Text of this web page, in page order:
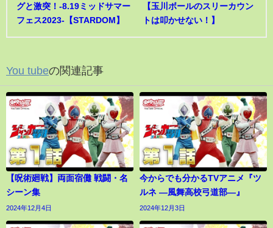
グと激突！-8.19ミッドサマー
フェス2023-【STARDOM】
【玉川ボールのスリーカウン
トは叩かせない！】
You tubeの関連記事
【呪術廻戦】両面宿儺 戦闘・名
シーン集
2024年12月4日
今からでも分かるTVアニメ『ツ
ルネ ―風舞高校弓道部―』
2024年12月3日